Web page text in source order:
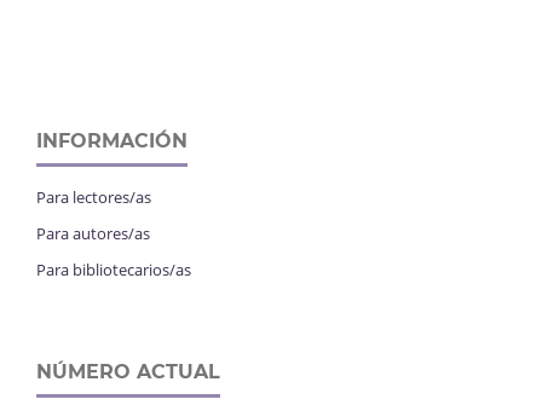
INFORMACIÓN
Para lectores/as
Para autores/as
Para bibliotecarios/as
NÚMERO ACTUAL